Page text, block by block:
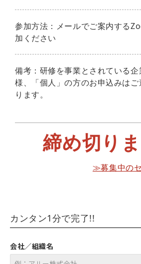
参加方法：メールでご案内する
加ください
備考：研修を事業とされている
様、「個人」の方のお申込みは
ります。
締め切り
≫募集中の
カンタン1分で完了!!
会社／組織名